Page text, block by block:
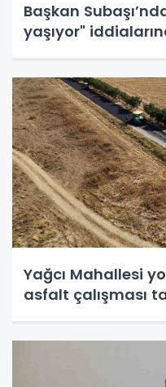
Başkan
yaşıyor"
Yağcı Mahallesi
asfalt çalışması